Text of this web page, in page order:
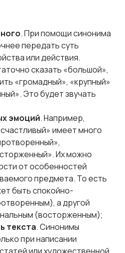
. При помощи синонима
передать суть
или действия.
сказать «большой»,
«громадный», «крупный»
Это будет звучать
эмоций. Например,
имеет много
Их можно
от особенностей
предмета. То есть
быть спокойно-
а другой
(восторженным);
текста. Синонимы
при написании